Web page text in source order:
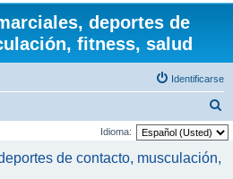
deportes de
fitness, salud
Identificarse
u
Idioma:
de contacto, musculación,